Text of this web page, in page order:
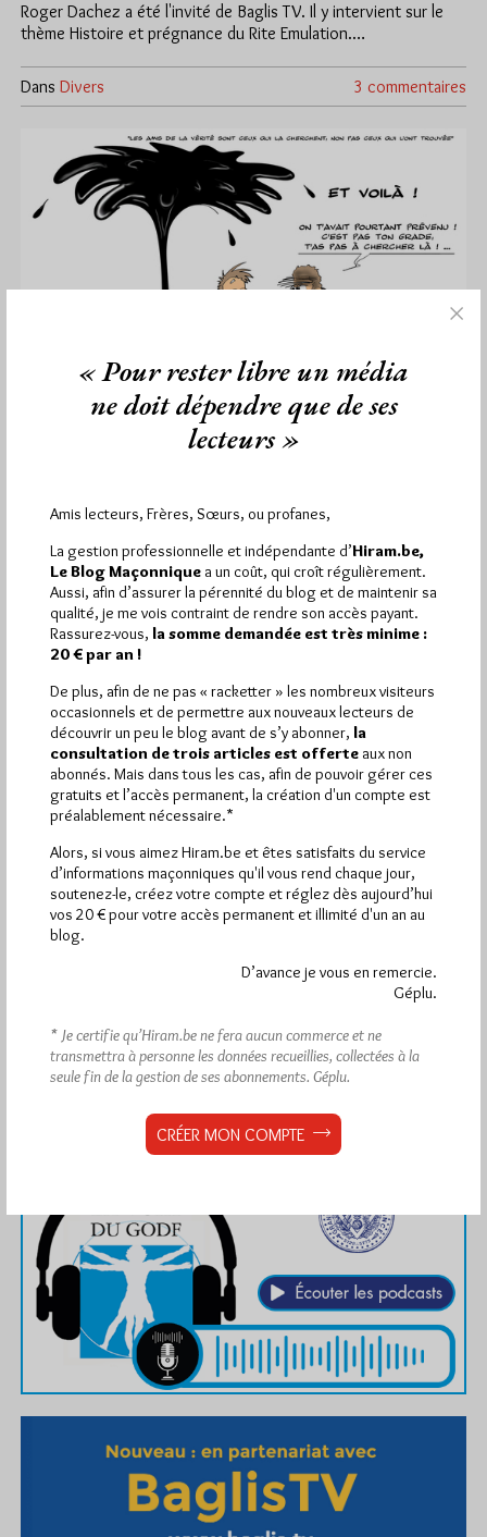
Roger Dachez a été l'invité de Baglis TV. Il y intervient sur le
thème Histoire et prégnance du Rite Emulation.…
Dans Divers 3 commentaires
Par Jiri Pragman
Mercredi 9/12/09
Lu 441 fois
Jacques Fontaine est psycho-pédagogue, spécialisé dans la
pédagogie des adultes dans les entreprises.Franc-Maçon
depuis 40 ans, il est entre autre…
Dans Divers 1 commentaire
Hier dimanche 9 août 2026, Hiram.be a reçu 2 194
visiteset4 830 pagesont été lues (Source :
Pirsch.io)
Plus d’informations
« Pour rester libre un média
ne doit dépendre que de ses
lecteurs »
Amis lecteurs, Frères, Sœurs, ou profanes,
La gestion professionnelle et indépendante d’Hiram.be,
Le Blog Maçonnique a un coût, qui croît régulièrement.
Aussi, afin d’assurer la pérennité du blog et de maintenir sa
qualité, je me vois contraint de rendre son accès payant.
Rassurez-vous, la somme demandée est très minime :
20 € par an !
De plus, afin de ne pas « racketter » les nombreux visiteurs
occasionnels et de permettre aux nouveaux lecteurs de
découvrir un peu le blog avant de s’y abonner, la
consultation de trois articles est offerte aux non
abonnés. Mais dans tous les cas, afin de pouvoir gérer ces
gratuits et l’accès permanent, la création d'un compte est
préalablement nécessaire.*
Alors, si vous aimez Hiram.be et êtes satisfaits du service
d’informations maçonniques qu'il vous rend chaque jour,
soutenez-le, créez votre compte et réglez dès aujourd’hui
vos 20 € pour votre accès permanent et illimité d'un an au
blog.
D’avance je vous en remercie.
Géplu.
* Je certifie qu’Hiram.be ne fera aucun commerce et ne
transmettra à personne les données recueillies, collectées à la
seule fin de la gestion de ses abonnements. Géplu.
CRÉER MON COMPTE